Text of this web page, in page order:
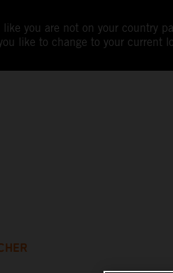
like you are not on your country
like to change to your current